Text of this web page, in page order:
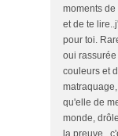
moments
et de te
pour toi.
oui
couleurs et
qu'elle de
monde,
la preuve ,